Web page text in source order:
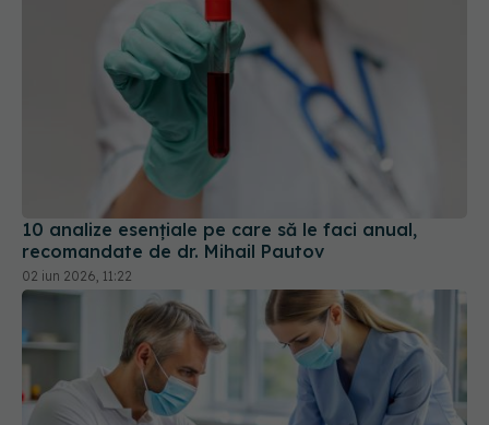
10 analize esențiale pe care să le faci anual,
recomandate de dr. Mihail Pautov
02 iun 2026, 11:22